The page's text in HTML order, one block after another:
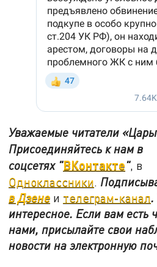
Уважаемые читатели
Присоединяйтесь к нам в
соцсетях "ВКонтакте", в
Одноклассники.
в Дзене и телеграм-канал.
интересное. Если вам есть
нами, присылайте свои
новости на электронную